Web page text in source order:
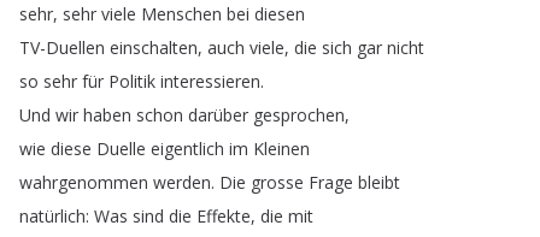
sehr, sehr viele Menschen bei diesen
TV-Duellen einschalten, auch viele, die sich gar nicht
so sehr für Politik interessieren.
Und wir haben schon darüber gesprochen,
wie diese Duelle eigentlich im Kleinen
wahrgenommen werden. Die grosse Frage bleibt
natürlich: Was sind die Effekte, die mit